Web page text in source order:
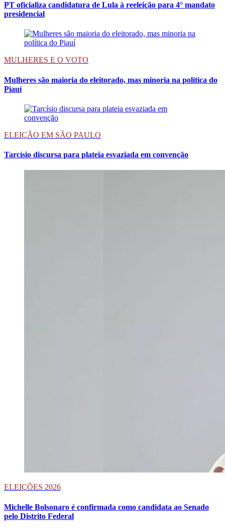
PT oficializa candidatura de Lula à reeleição para 4° mandato
presidencial
MULHERES E O VOTO
Mulheres são maioria do eleitorado, mas minoria na política do
Piauí
ELEIÇÃO EM SÃO PAULO
Tarcísio discursa para plateia esvaziada em convenção
ELEIÇÕES 2026
Michelle Bolsonaro é confirmada como candidata ao Senado
pelo Distrito Federal